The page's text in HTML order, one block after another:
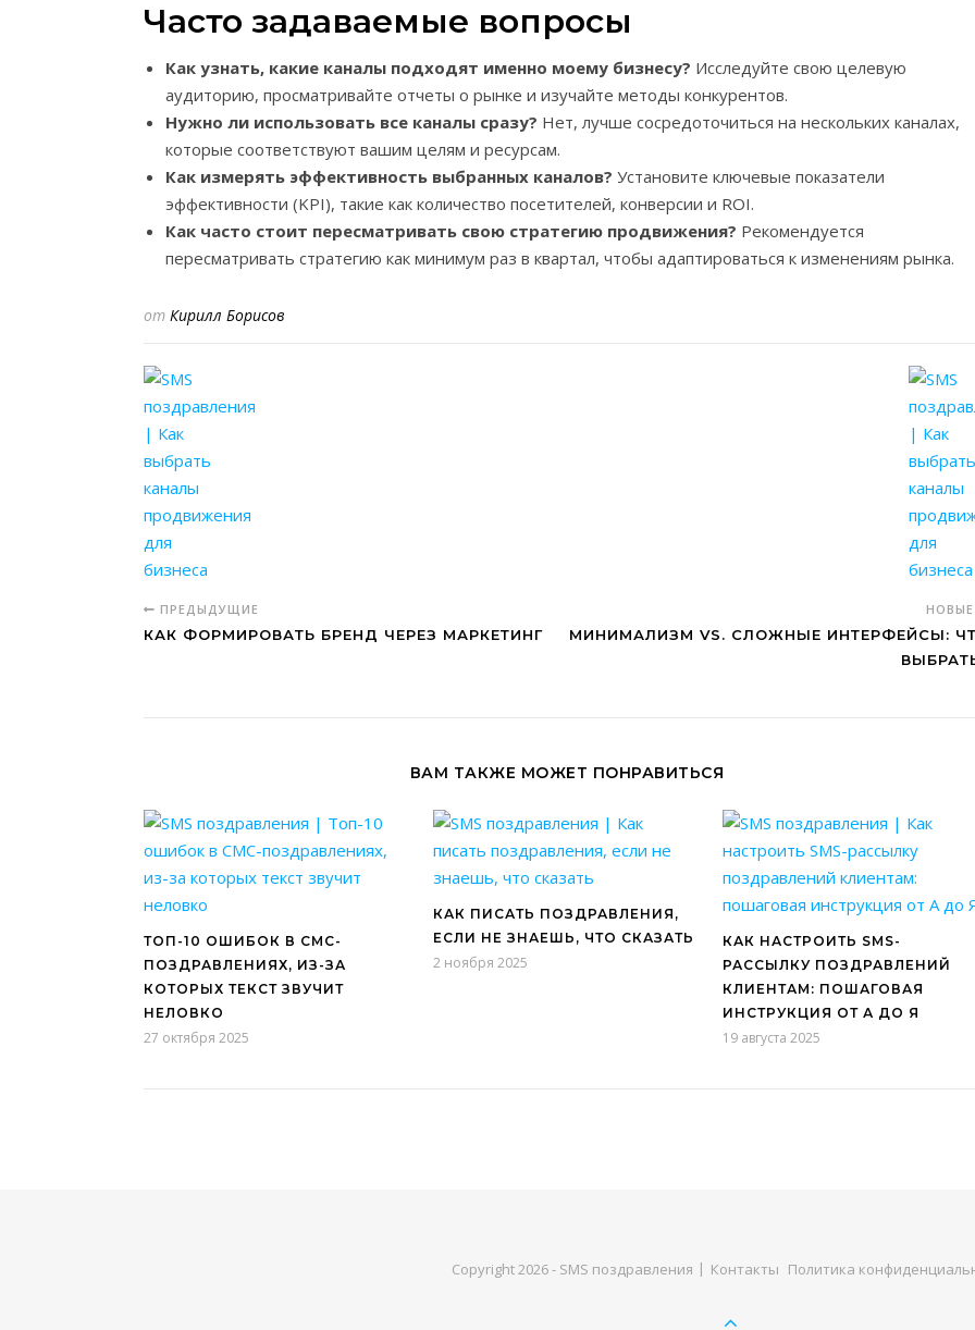
Часто задаваемые вопросы
Как узнать, какие каналы подходят именно моему бизнесу? Исследуйте свою целевую
аудиторию, просматривайте отчеты о рынке и изучайте методы конкурентов.
Нужно ли использовать все каналы сразу? Нет, лучше сосредоточиться на нескольких каналах,
которые соответствуют вашим целям и ресурсам.
Как измерять эффективность выбранных каналов? Установите ключевые показатели
эффективности (KPI), такие как количество посетителей, конверсии и ROI.
Как часто стоит пересматривать свою стратегию продвижения? Рекомендуется
пересматривать стратегию как минимум раз в квартал, чтобы адаптироваться к изменениям рынка.
от Кирилл Борисов
ПРЕДЫДУЩИЕ
КАК ФОРМИРОВАТЬ БРЕНД ЧЕРЕЗ МАРКЕТИНГ
НОВЫЕ
МИНИМАЛИЗМ VS. СЛОЖНЫЕ ИНТЕРФЕЙСЫ:
ВАМ ТАКЖЕ МОЖЕТ ПОНРАВИТЬСЯ
ТОП-10 ОШИБОК В СМС-
ПОЗДРАВЛЕНИЯХ, ИЗ-ЗА
КОТОРЫХ ТЕКСТ ЗВУЧИТ
НЕЛОВКО
27 октября 2025
КАК ПИСАТЬ ПОЗДРАВЛЕНИЯ,
ЕСЛИ НЕ ЗНАЕШЬ, ЧТО СКАЗАТЬ
2 ноября 2025
КАК НАСТРОИТЬ SMS-
РАССЫЛКУ ПОЗДРАВЛЕНИЙ
КЛИЕНТАМ: ПОШАГОВАЯ
ИНСТРУКЦИЯ ОТ А ДО Я
19 августа 2025
Copyright 2026 - SMS поздравления Контакты Политика